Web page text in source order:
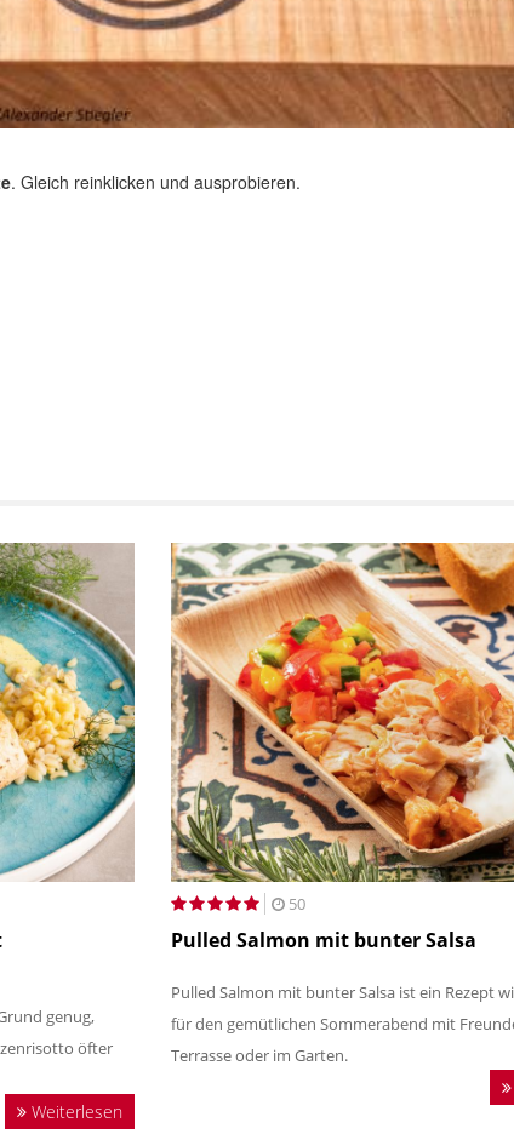
. Gleich reinklicken und ausprobieren.
genug,
öfter
Weiterlesen
50
Pulled Salmon mit bunter Salsa
Pulled Salmon mit bunter Salsa ist ein Rezept
für den gemütlichen Sommerabend mit
Terrasse oder im Garten.